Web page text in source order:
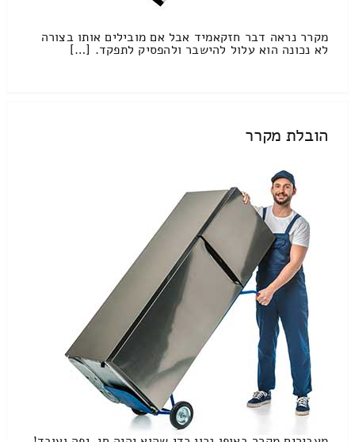
מקרר נראה דבר חזקאמיד אבל אם מובילים אותו בצורה
לא נכונה הוא עלול להישבר ולהפסיק לתפקד. […]
הובלת מקרר